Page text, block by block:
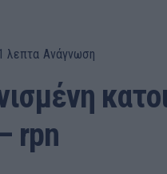
λεπτα Ανάγνωση
rpn